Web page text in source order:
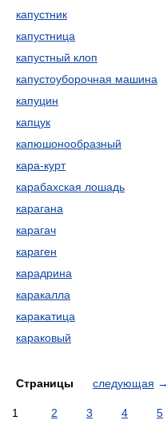
капустник
капустница
капустный клоп
капустоуборочная машина
капуцин
капцук
капюшонообразный
кара-курт
карабахская лошадь
карагана
карагач
караген
карадрина
каракалла
каракатица
караковый
Страницы следующая →
1 2 3 4 5